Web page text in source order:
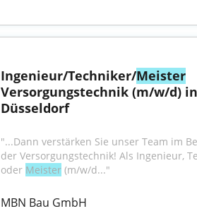
Ingenieur/Techniker/Meister
Versorgungstechnik (m/w/d) in
Düsseldorf
"...Dann verstärken Sie unser Team im
der Versorgungstechnik! Als Ingenieur,
oder Meister (m/w/d..."
MBN Bau GmbH